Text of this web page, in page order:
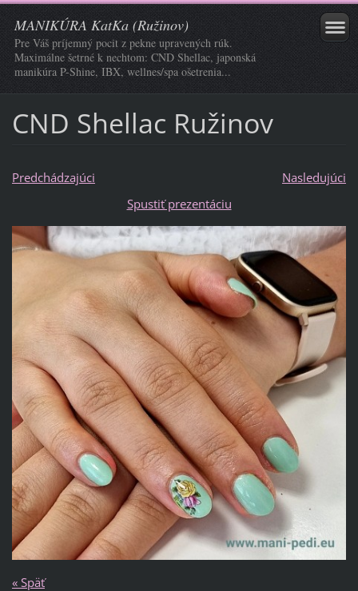
MANIKÚRA KatKa (Ružinov)
Pre Váš príjemný pocit z pekne upravených rúk.
Maximálne šetrné k nechtom: CND Shellac, japonská
manikúra P-Shine, IBX, wellnes/spa ošetrenia...
CND Shellac Ružinov
Predchádzajúci
Nasledujúci
Spustiť prezentáciu
« Späť